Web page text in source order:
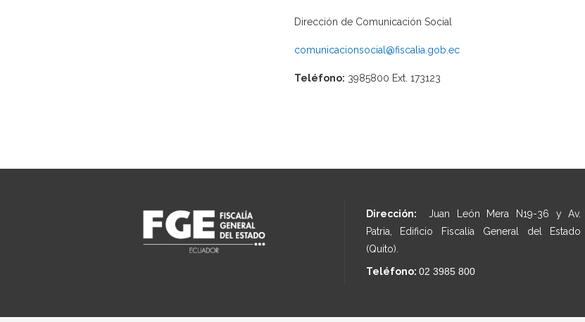
Dirección de Comunicación Social
comunicacionsocial@fiscalia.gob.ec
Teléfono: 3985800 Ext. 173123
Dirección: Juan León Mera N19-36 y Av.
Patria, Edificio Fiscalía General del Estado
(Quito).
Teléfono: 02 3985 800